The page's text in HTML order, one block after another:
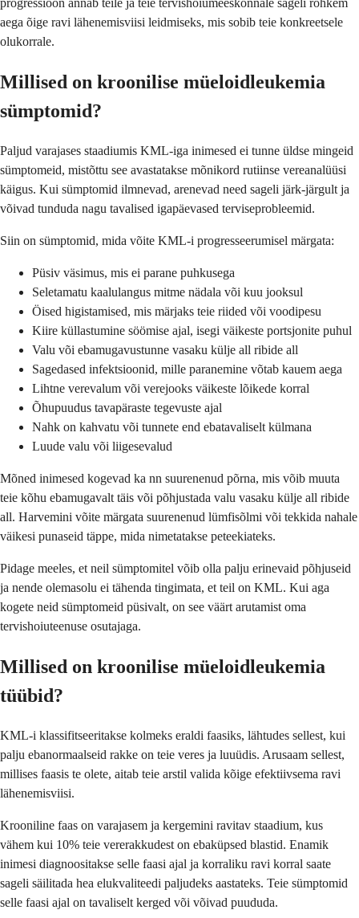
progressioon annab teile ja teie tervishoiumeeskonnale sageli rohkem
aega õige ravi lähenemisviisi leidmiseks, mis sobib teie konkreetsele
olukorrale.
Millised on kroonilise müeloidleukemia
sümptomid?
Paljud varajases staadiumis KML-iga inimesed ei tunne üldse mingeid
sümptomeid, mistõttu see avastatakse mõnikord rutiinse vereanalüüsi
käigus. Kui sümptomid ilmnevad, arenevad need sageli järk-järgult ja
võivad tunduda nagu tavalised igapäevased terviseprobleemid.
Siin on sümptomid, mida võite KML-i progresseerumisel märgata:
Püsiv väsimus, mis ei parane puhkusega
Seletamatu kaalulangus mitme nädala või kuu jooksul
Öised higistamised, mis märjaks teie riided või voodipesu
Kiire küllastumine söömise ajal, isegi väikeste portsjonite puhul
Valu või ebamugavustunne vasaku külje all ribide all
Sagedased infektsioonid, mille paranemine võtab kauem aega
Lihtne verevalum või verejooks väikeste lõikede korral
Õhupuudus tavapäraste tegevuste ajal
Nahk on kahvatu või tunnete end ebatavaliselt külmana
Luude valu või liigesevalud
Mõned inimesed kogevad ka nn suurenenud põrna, mis võib muuta
teie kõhu ebamugavalt täis või põhjustada valu vasaku külje all ribide
all. Harvemini võite märgata suurenenud lümfisõlmi või tekkida nahale
väikesi punaseid täppe, mida nimetatakse peteekiateks.
Pidage meeles, et neil sümptomitel võib olla palju erinevaid põhjuseid
ja nende olemasolu ei tähenda tingimata, et teil on KML. Kui aga
kogete neid sümptomeid püsivalt, on see väärt arutamist oma
tervishoiuteenuse osutajaga.
Millised on kroonilise müeloidleukemia
tüübid?
KML-i klassifitseeritakse kolmeks eraldi faasiks, lähtudes sellest, kui
palju ebanormaalseid rakke on teie veres ja luuüdis. Arusaam sellest,
millises faasis te olete, aitab teie arstil valida kõige efektiivsema ravi
lähenemisviisi.
Krooniline faas on varajasem ja kergemini ravitav staadium, kus
vähem kui 10% teie vererakkudest on ebaküpsed blastid. Enamik
inimesi diagnoositakse selle faasi ajal ja korraliku ravi korral saate
sageli säilitada hea elukvaliteedi paljudeks aastateks. Teie sümptomid
selle faasi ajal on tavaliselt kerged või võivad puududa.